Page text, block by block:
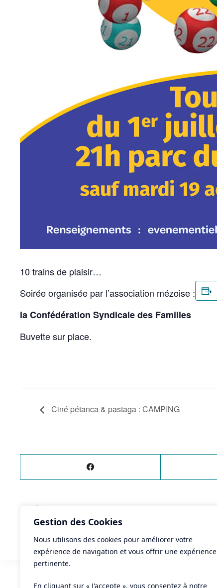
Gestion des Cookies
Nous utilisons des cookies pour améliorer votre
expérience de navigation et vous offrir une expérience
pertinente.
En cliquant sur « J'accepte », vous consentez à notre
10 trains de plaisir…
Soirée organisée par l’association mézoise :
la Confédération Syndicale des Familles
Buvette sur place.
Ciné pétanca & pastaga : CAMPING
ÉVÈNEMENT PRÉCÉDENT